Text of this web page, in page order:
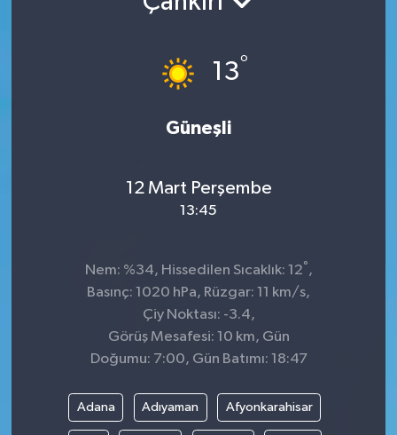
13°
Güneşli
12 Mart Perşembe
13:45
Nem: %34, Hissedilen Sıcaklık: 12° ,
Basınç: 1020 hPa, Rüzgar: 11 km/s,
Çiy Noktası: -3.4,
Görüş Mesafesi: 10 km, Gün
Doğumu: 7:00, Gün Batımı: 18:47
Adana Adıyaman Afyonkarahisar